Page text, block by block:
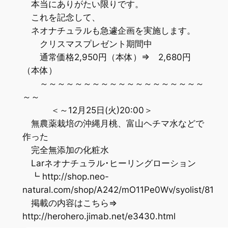
本当にありがたい限りです。
これを記念して、
ネオナチュラルも急遽企画を実施します。
クリスマスプレゼント期間中
通常価格2,950円（本体）⇒ 2,680円
（本体）
～～～～～～～～～～～～～～～～～～～
～～
＜～12月25日(火)20:00＞
無農薬栽培の沖縄月桃、富山ヘチマ水などで
作った
完全無添加の化粧水
Larネオナチュラル･ヒーリングローション
┗ http://shop.neo-
natural.com/shop/A242/mO11Pe0Wv/syolist/81
掲載の内容はこちら⇒
http://herohero.jimab.net/e3430.html